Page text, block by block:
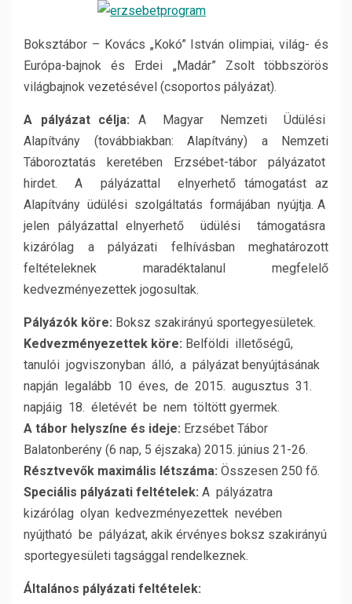
Boksztábor – Kovács „Kokó” István olimpiai, világ- és
Európa-bajnok és Erdei „Madár” Zsolt többszörös
világbajnok vezetésével (csoportos pályázat).
A pályázat célja: A Magyar Nemzeti Üdülési
Alapítvány (továbbiakban: Alapítvány) a Nemzeti
Táboroztatás keretében Erzsébet-tábor pályázatot
hirdet. A pályázattal elnyerhető támogatást az
Alapítvány üdülési szolgáltatás formájában nyújtja. A
jelen pályázattal elnyerhető üdülési támogatásra
kizárólag a pályázati felhívásban meghatározott
feltételeknek maradéktalanul megfelelő
kedvezményezettek jogosultak.
Pályázók köre: Boksz szakirányú sportegyesületek.
Kedvezményezettek köre: Belföldi illetőségű,
tanulói jogviszonyban álló, a pályázat benyújtásának
napján legalább 10 éves, de 2015. augusztus 31.
napjáig 18. életévét be nem töltött gyermek.
A tábor helyszíne és ideje: Erzsébet Tábor
Balatonberény (6 nap, 5 éjszaka) 2015. június 21-26.
Résztvevők maximális létszáma: Összesen 250 fő.
Speciális pályázati feltételek: A pályázatra
kizárólag olyan kedvezményezettek nevében
nyújtható be pályázat, akik érvényes boksz szakirányú
sportegyesületi tagsággal rendelkeznek.
Általános pályázati feltételek: